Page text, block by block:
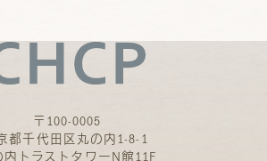
〒100-0005
都千代田区丸の内1-8-1
内トラストタワーN館11F